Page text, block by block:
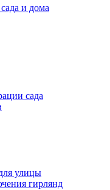
и дома
сада
улицы
гирлянд